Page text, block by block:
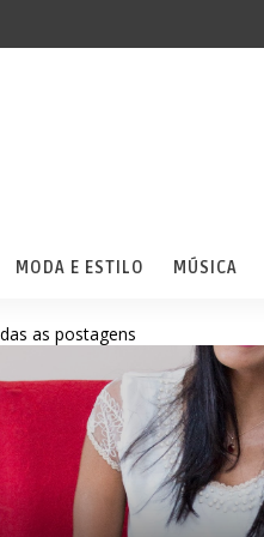
MODA E ESTILO MÚSICA
as postagens